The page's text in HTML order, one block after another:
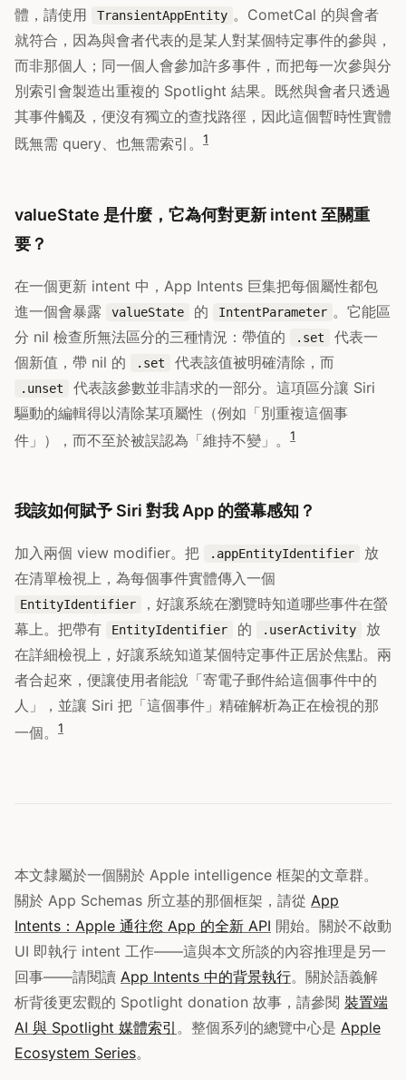
體，請使用
TransientAppEntity 。CometCal 的與會者
就符合，因為與會者代表的是某人對某個特定事件的參與，
而非那個人；同一個人會參加許多事件，而把每一次參與分
別索引會製造出重複的 Spotlight 結果。既然與會者只透過
其事件觸及，便沒有獨立的查找路徑，因此這個暫時性實體
既無需 query、也無需索引。
1
valueState 是什麼，它為何對更新 intent 至關重
要？
在一個更新 intent 中，App Intents 巨集把每個屬性都包
進一個會暴露
valueState 的 IntentParameter 。它能區
分 nil 檢查所無法區分的三種情況：帶值的
.set
代表一
個新值，帶 nil 的
.set 代表該值被明確清除，而
.unset
代表該參數並非請求的一部分。這項區分讓 Siri
驅動的編輯得以清除某項屬性（例如「別重複這個事
件」），而不至於被誤認為「維持不變」。
1
我該如何賦予 Siri 對我 App 的螢幕感知？
加入兩個 view modifier。把 .appEntityIdentifier
放
在清單檢視上，為每個事件實體傳入一個
EntityIdentifier
，好讓系統在瀏覽時知道哪些事件在螢
幕上。把帶有
EntityIdentifier 的 .userActivity
放
在詳細檢視上，好讓系統知道某個特定事件正居於焦點。兩
者合起來，便讓使用者能說「寄電子郵件給這個事件中的
人」，並讓 Siri 把「這個事件」精確解析為正在檢視的那
一個。
1
本文隸屬於一個關於 Apple intelligence 框架的文章群。
關於 App Schemas 所立基的那個框架，請從 App
Intents：Apple 通往您 App 的全新 API 開始。關於不啟動
UI 即執行 intent 工作——這與本文所談的內容推理是另一
回事——請閱讀 App Intents 中的背景執行。關於語義解
析背後更宏觀的 Spotlight donation 故事，請參閱 裝置端
AI 與 Spotlight 媒體索引 。整個系列的總覽中心是 Apple
Ecosystem Series。